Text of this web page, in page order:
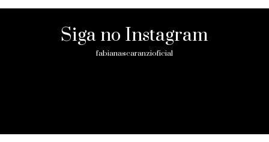
Siga no Instagram
fabianascaranzioficial